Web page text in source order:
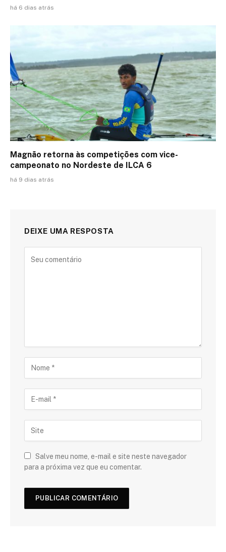
há 6 dias atrás
Magnão retorna às competições com vice-
campeonato no Nordeste de ILCA 6
há 9 dias atrás
DEIXE UMA RESPOSTA
Salve meu nome, e-mail e site neste navegador
para a próxima vez que eu comentar.